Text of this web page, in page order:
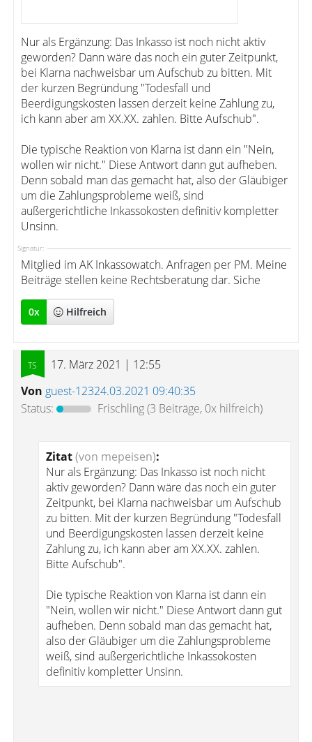
Nur als Ergänzung: Das Inkasso ist noch nicht aktiv
geworden? Dann wäre das noch ein guter Zeitpunkt,
bei Klarna nachweisbar um Aufschub zu bitten. Mit
der kurzen Begründung "Todesfall und
Beerdigungskosten lassen derzeit keine Zahlung zu,
ich kann aber am XX.XX. zahlen. Bitte Aufschub".
Die typische Reaktion von Klarna ist dann ein "Nein,
wollen wir nicht." Diese Antwort dann gut aufheben.
Denn sobald man das gemacht hat, also der Gläubiger
um die Zahlungsprobleme weiß, sind
außergerichtliche Inkassokosten definitiv kompletter
Unsinn.
Signatur:
Mitglied im AK Inkassowatch. Anfragen per PM. Meine
Beiträge stellen keine Rechtsberatung dar. Siche
0x Hilfreich
17. März 2021 | 12:55
Von guest-12324.03.2021 09:40:35
Status:
Frischling(3 Beiträge, 0x hilfreich)
Zitat(von mepeisen):
Nur als Ergänzung: Das Inkasso ist noch nicht
aktiv geworden? Dann wäre das noch ein guter
Zeitpunkt, bei Klarna nachweisbar um Aufschub
zu bitten. Mit der kurzen Begründung "Todesfall
und Beerdigungskosten lassen derzeit keine
Zahlung zu, ich kann aber am XX.XX. zahlen.
Bitte Aufschub".
Die typische Reaktion von Klarna ist dann ein
"Nein, wollen wir nicht." Diese Antwort dann gut
aufheben. Denn sobald man das gemacht hat,
also der Gläubiger um die Zahlungsprobleme
weiß, sind außergerichtliche Inkassokosten
definitiv kompletter Unsinn.